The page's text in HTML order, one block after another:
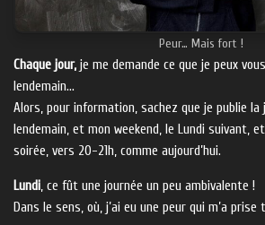
Peur… Mais fort !
Chaque jour, je me demande ce que je peux
lendemain…
Alors, pour information, sachez que je publie la
lendemain, et mon weekend, le Lundi suivant,
soirée, vers 20-21h, comme aujourd’hui.
Lundi, ce fût une journée un peu ambivalente !
Dans le sens, où, j’ai eu une peur qui m’a